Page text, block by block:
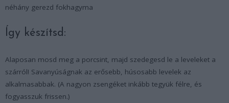
néhány gerezd fokhagyma
Így készítsd:
Alaposan mosd meg a porcsint, majd szedegesd le a leveleket a
szárról! Savanyúságnak az erősebb, húsosabb levelek az
alkalmasabbak. (A nagyon zsengéket inkább tegyük félre, és
fogyasszuk frissen.)